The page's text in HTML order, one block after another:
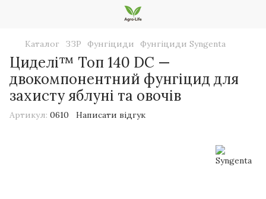
Каталог ЗЗР Фунгіциди Фунгіциди Syngenta
Циделі™ Топ 140 DC —
двокомпонентний фунгіцид для
захисту яблуні та овочів
Артикул: 0610 Написати відгук